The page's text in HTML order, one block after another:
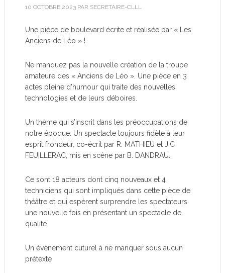
10 OCTOBRE 2023PAR SECRETAIRE-CLLL
Une pièce de boulevard écrite et réalisée par « Les
Anciens de Léo » !
Ne manquez pas la nouvelle création de la troupe
amateure des « Anciens de Léo ». Une pièce en 3
actes pleine d’humour qui traite des nouvelles
technologies et de leurs déboires.
Un thème qui s’inscrit dans les préoccupations de
notre époque. Un spectacle toujours fidèle à leur
esprit frondeur, co-écrit par R. MATHIEU et J.C
FEUILLERAC, mis en scène par B. DANDRAU.
Ce sont 18 acteurs dont cinq nouveaux et 4
techniciens qui sont impliqués dans cette pièce de
théâtre et qui espèrent surprendre les spectateurs
une nouvelle fois en présentant un spectacle de
qualité.
Un évènement cuturel à ne manquer sous aucun
prétexte